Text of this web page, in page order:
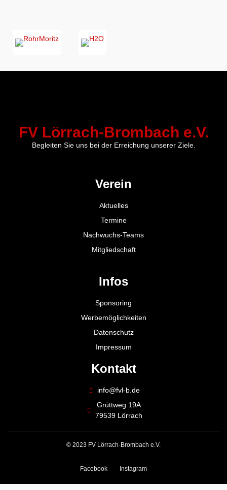
FV Lörrach-Brombach e.V.
Begleiten Sie uns bei der Erreichung unserer Ziele.
Verein
Aktuelles
Termine
Nachwuchs-Teams
Mitgliedschaft
Infos
Sponsoring
Werbemöglichkeiten
Datenschutz
Impressum
Kontakt
info@fvl-b.de
Grüttweg 19A
79539 Lörrach
© 2023 FV Lörrach-Brombach e.V.
Facebook Instagram